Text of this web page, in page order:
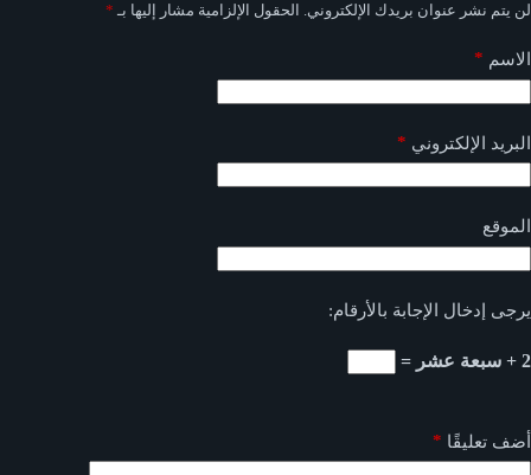
لن يتم نشر عنوان بريدك الإلكتروني. الحقول الإلزامية مشار إليها بـ *
الاسم *
البريد الإلكتروني *
الموقع
يرجى إدخال الإجابة بالأرقام:
2 + سبعة عشر =
أضف تعليقًا *